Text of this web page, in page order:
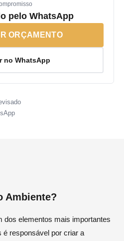
pelo WhatsApp
ORÇAMENTO
no WhatsApp
Ambiente?
dos elementos mais importantes
é responsável por criar a